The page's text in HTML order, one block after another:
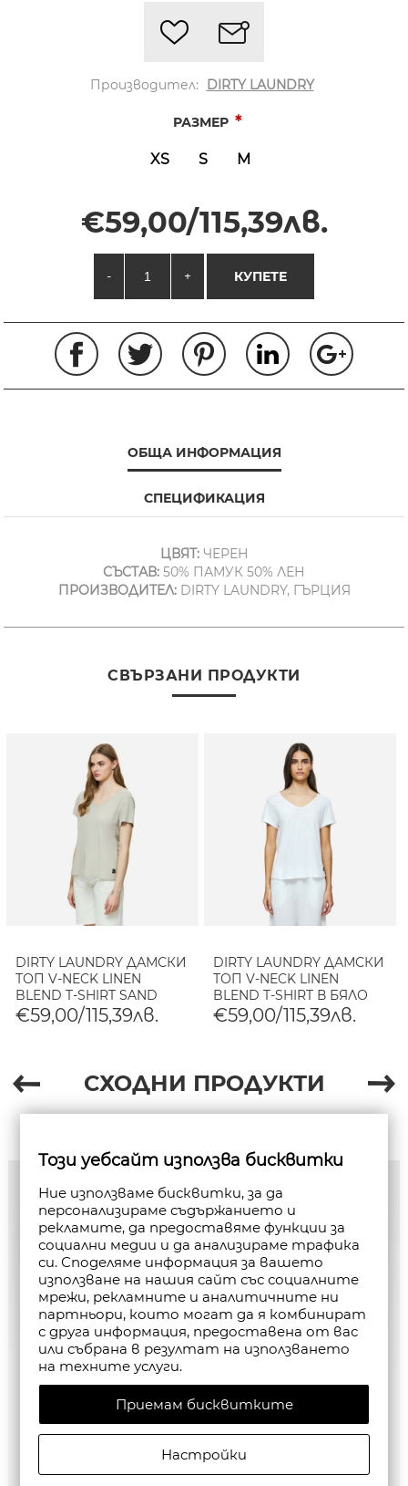
Производител: DIRTY LAUNDRY
РАЗМЕР *
XS S M
€59,00/115,39лв.
- + КУПЕТЕ
ОБЩА ИНФОРМАЦИЯ
СПЕЦИФИКАЦИЯ
ЦВЯТ:ЧЕРЕН
СЪСТАВ: 50% ПАМУК 50% ЛЕН
ПРОИЗВОДИТЕЛ:DIRTY LAUNDRY, ГЪРЦИЯ
СВЪРЗАНИ ПРОДУКТИ
DIRTY LAUNDRY ДАМСКИ
ТОП V-NECK LINEN
BLEND T-SHIRT SAND
€59,00/115,39лв.
DIRTY LAUNDRY ДАМСКИ
ТОП V-NECK LINEN
BLEND T-SHIRT В БЯЛО
€59,00/115,39лв.
СХОДНИ ПРОДУКТИ
Този уебсайт използва бисквитки
Ние използваме бисквитки, за да
персонализираме съдържанието и
рекламите, да предоставяме функции за
социални медии и да анализираме трафика
си. Споделяме информация за вашето
използване на нашия сайт със социалните
мрежи, рекламните и аналитичните ни
партньори, които могат да я комбинират
с друга информация, предоставена от вас
или събрана в резултат на използването
на техните услуги.
Приемам бисквитките
Настройки